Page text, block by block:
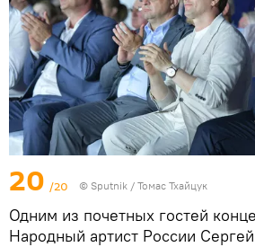
20 /20 © Sputnik / Томас Тхайцук
Одним из почетных гостей
Народный артист России